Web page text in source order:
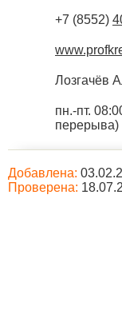
+7 (8552)
Лозгачёв
пн.-пт.
перерыва)
Добавлена:
Проверена: